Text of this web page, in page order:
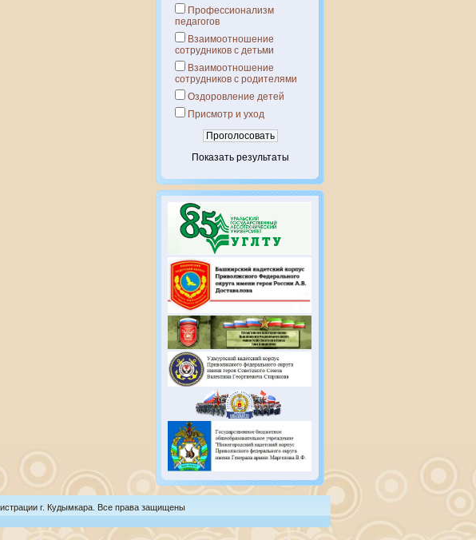
Профессионализм
педагогов
Взаимоотношение
сотрудников с детьми
Взаимоотношение
сотрудников с родителями
Оздоровление детей
Присмотр и уход
Показать результаты
г. Кудымкара. Все права защищены